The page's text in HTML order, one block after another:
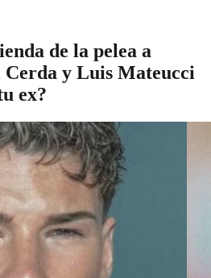
de la pelea a
Cerda y Luis Mateucci
ex?